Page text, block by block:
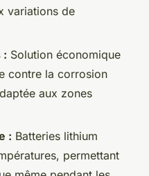
variations de
: Solution économique
contre la corrosion
aux zones
: Batteries lithium
permettant